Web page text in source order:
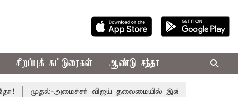
சிறப்புக் கட்டுரைகள் ஆண்டு சந்தா
முதல்-அமைச்சர் விஜய் தலைமையில் இன்று எம்.பி.க்கள் கூட்டம்: